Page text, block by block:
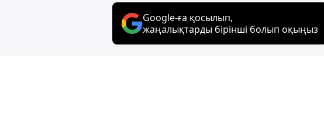
Google-ға қосылып,
жаңалықтарды бірінші болып оқыңыз